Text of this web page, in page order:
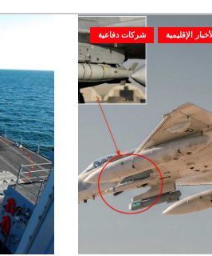
الأخبار الإقليمية شركات دفاعية